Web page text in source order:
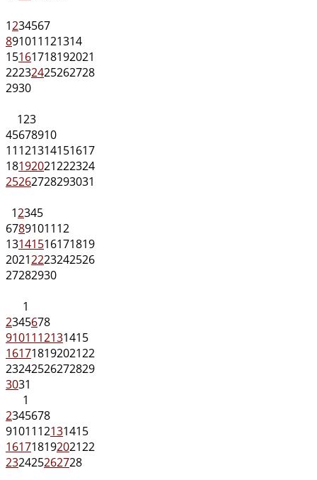
1234567
891011121314
15161718192021
22232425262728
2930
123
45678910
11121314151617
18192021222324
25262728293031
12345
6789101112
13141516171819
20212223242526
27282930
1
2345678
9101112131415
16171819202122
23242526272829
3031
1
2345678
9101112131415
16171819202122
232425262728